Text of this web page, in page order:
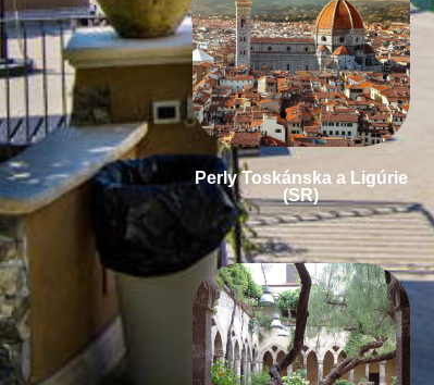
Perly Toskánska a Ligúrie
(SR)